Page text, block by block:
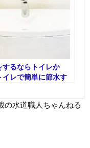
するならトイレか
イレで簡単に節水す
水道職人ちゃんねる